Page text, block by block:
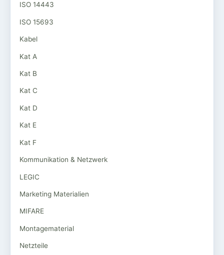
ISO 14443
ISO 15693
Kabel
Kat A
Kat B
Kat C
Kat D
Kat E
Kat F
Kommunikation & Netzwerk
LEGIC
Marketing Materialien
MIFARE
Montagematerial
Netzteile